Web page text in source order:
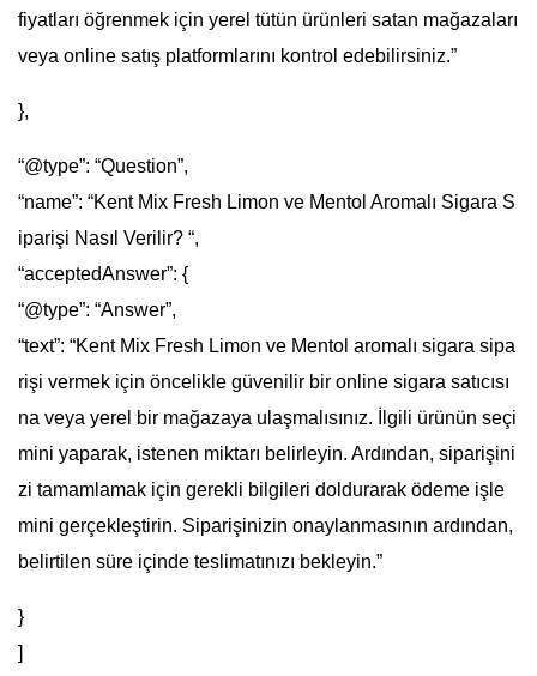
fiyatları öğrenmek için yerel tütün ürünleri satan mağazaları
veya online satış platformlarını kontrol edebilirsiniz.”
},
“@type”: “Question”,
“name”: “Kent Mix Fresh Limon ve Mentol Aromalı Sigara S
iparişi Nasıl Verilir? “,
“acceptedAnswer”: {
“@type”: “Answer”,
“text”: “Kent Mix Fresh Limon ve Mentol aromalı sigara sipa
rişi vermek için öncelikle güvenilir bir online sigara satıcısı
na veya yerel bir mağazaya ulaşmalısınız. İlgili ürünün seçi
mini yaparak, istenen miktarı belirleyin. Ardından, siparişini
zi tamamlamak için gerekli bilgileri doldurarak ödeme işle
mini gerçekleştirin. Siparişinizin onaylanmasının ardından,
belirtilen süre içinde teslimatınızı bekleyin.”
}
]